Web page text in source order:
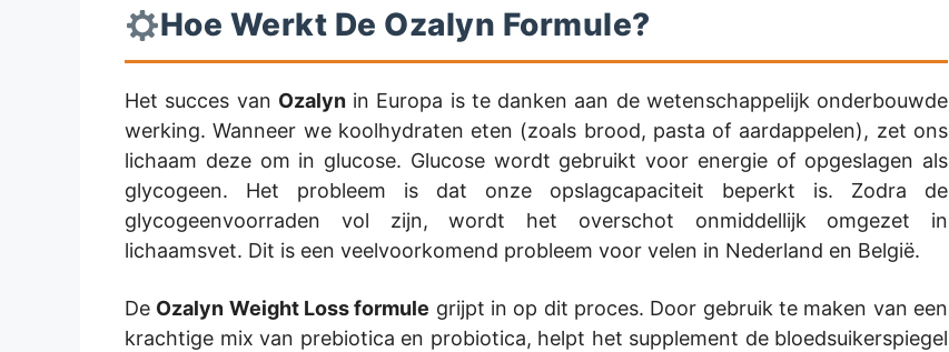
Hoe Werkt De Ozalyn Formule?
Het succes van Ozalynin Europa is te danken aan de wetenschappelijk onderbouwde
werking. Wanneer we koolhydraten eten (zoals brood, pasta of aardappelen), zet ons
lichaam deze om in glucose. Glucose wordt gebruikt voor energie of opgeslagen als
glycogeen. Het probleem is dat onze opslagcapaciteit beperkt is. Zodra de
glycogeenvoorraden vol zijn, wordt het overschot onmiddellijk omgezet in
lichaamsvet. Dit is een veelvoorkomend probleem voor velen in Nederland en België.
De Ozalyn Weight Loss formule grijpt in op dit proces. Door gebruik te maken van een
krachtige mix van prebiotica en probiotica, helpt het supplement de bloedsuikerspiegel